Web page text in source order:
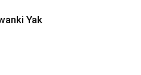
Yak